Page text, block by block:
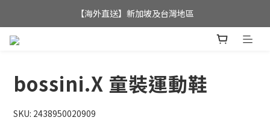
全店滿$350，即可享港澳地區免運費;
【海外直送】新加坡及台灣地區
bossini.X 童裝運動鞋
SKU: 2438950020909